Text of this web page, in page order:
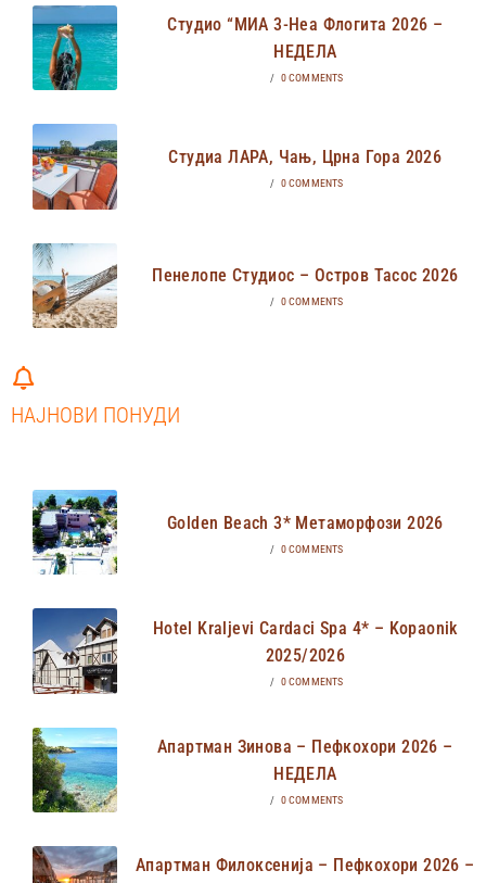
Студио “МИА 3-Неа Флогита 2026 –
НЕДЕЛА
/ 0 COMMENTS
Студиа ЛАРА, Чањ, Црна Гора 2026
/ 0 COMMENTS
Пенелопе Студиос – Остров Тасос 2026
/ 0 COMMENTS
НАЈНОВИ ПОНУДИ
Golden Beach 3* Метаморфози 2026
/ 0 COMMENTS
Hotel Kraljevi Cardaci Spa 4* – Kopaonik
2025/2026
/ 0 COMMENTS
Апартман Зинова – Пефкохори 2026 –
НЕДЕЛА
/ 0 COMMENTS
Апартман Филоксенија – Пефкохори 2026 –